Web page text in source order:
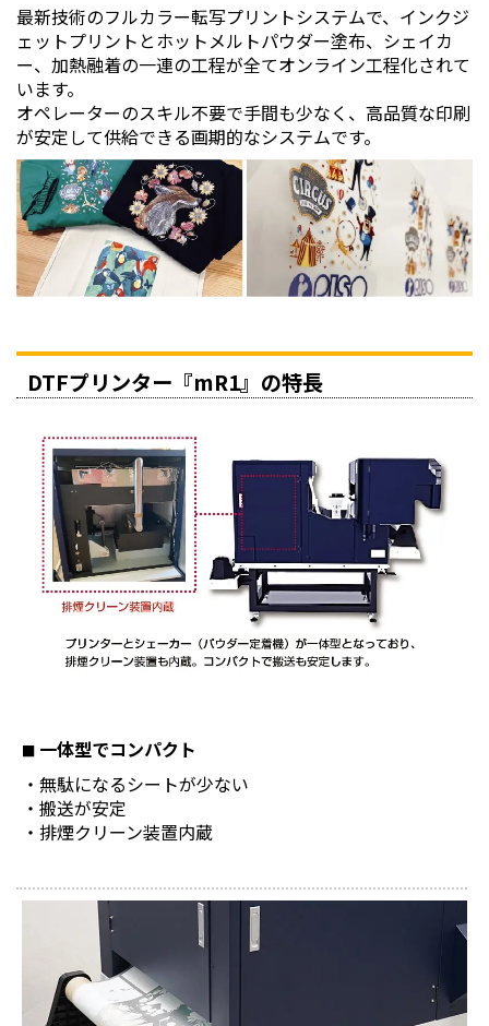
最新技術のフルカラー転写プリントシステムで、インクジ
ェットプリントとホットメルトパウダー塗布、シェイカ
ー、加熱融着の一連の工程が全てオンライン工程化されて
います。
オペレーターのスキル不要で手間も少なく、高品質な印刷
が安定して供給できる画期的なシステムです。
DTFプリンター『mR1』の特長
一体型でコンパクト
無駄になるシートが少ない
搬送が安定
排煙クリーン装置内蔵